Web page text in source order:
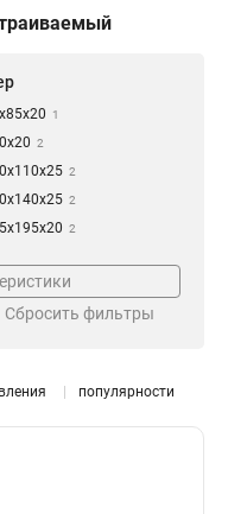
1
2
2
2
2
2
2
3
30
Сбросить фильтры
популярности